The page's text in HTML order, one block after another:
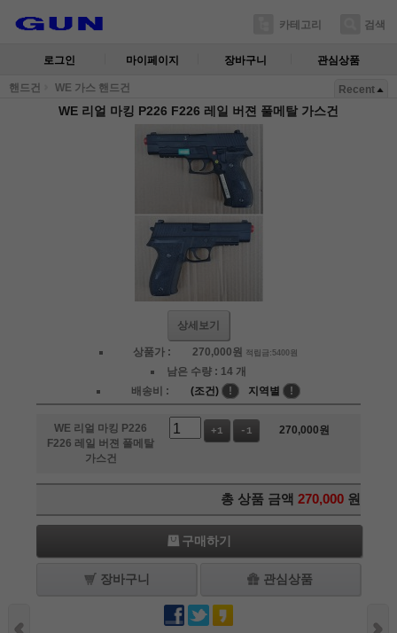
카테고리 검색
로그인 마이페이지 장바구니 관심상품
핸드건 WE 가스 핸드건 Recent
WE 리얼 마킹 P226 F226 레일 버젼 풀메탈 가스건
상세보기
상품가 : 270,000원 적립금:5400원
남은 수량 : 14 개
배송비 :
(조건) ! 지역별 !
WE 리얼 마킹 P226
F226 레일 버젼 풀메탈
가스건
+1 -1 270,000원
총 상품 금액 270,000 원
구매하기
장바구니 관심상품